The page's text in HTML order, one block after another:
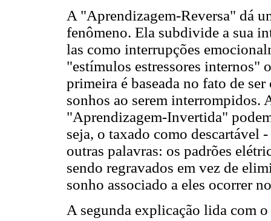
A "Aprendizagem-Reversa" dá
fenômeno. Ela subdivide a sua
las como interrupções
"estímulos estressores internos"
primeira é baseada no fato de
sonhos ao serem interrompidos.
"Aprendizagem-Invertida"
seja, o taxado como descartável
outras palavras: os padrões
sendo regravados em vez de
sonho associado a eles ocorrer
A segunda explicação lida com